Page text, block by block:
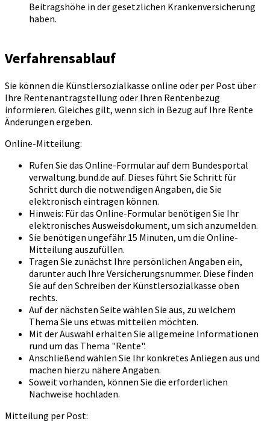
Beitragshöhe in der gesetzlichen Krankenversicherung
haben.
Verfahrensablauf
Sie können die Künstlersozialkasse online oder per Post über
Ihre Rentenantragstellung oder Ihren Rentenbezug
informieren. Gleiches gilt, wenn sich in Bezug auf Ihre Rente
Änderungen ergeben.
Online-Mitteilung:
Rufen Sie das Online-Formular auf dem Bundesportal
verwaltung.bund.de auf. Dieses führt Sie Schritt für
Schritt durch die notwendigen Angaben, die Sie
elektronisch eintragen können.
Hinweis: Für das Online-Formular benötigen Sie Ihr
elektronisches Ausweisdokument, um sich anzumelden.
Sie benötigen ungefähr 15 Minuten, um die Online-
Mitteilung auszufüllen.
Tragen Sie zunächst Ihre persönlichen Angaben ein,
darunter auch Ihre Versicherungsnummer. Diese finden
Sie auf den Schreiben der Künstlersozialkasse oben
rechts.
Auf der nächsten Seite wählen Sie aus, zu welchem
Thema Sie uns etwas mitteilen möchten.
Mit der Auswahl erhalten Sie allgemeine Informationen
rund um das Thema "Rente".
Anschließend wählen Sie Ihr konkretes Anliegen aus und
machen hierzu nähere Angaben.
Soweit vorhanden, können Sie die erforderlichen
Nachweise hochladen.
Mitteilung per Post: